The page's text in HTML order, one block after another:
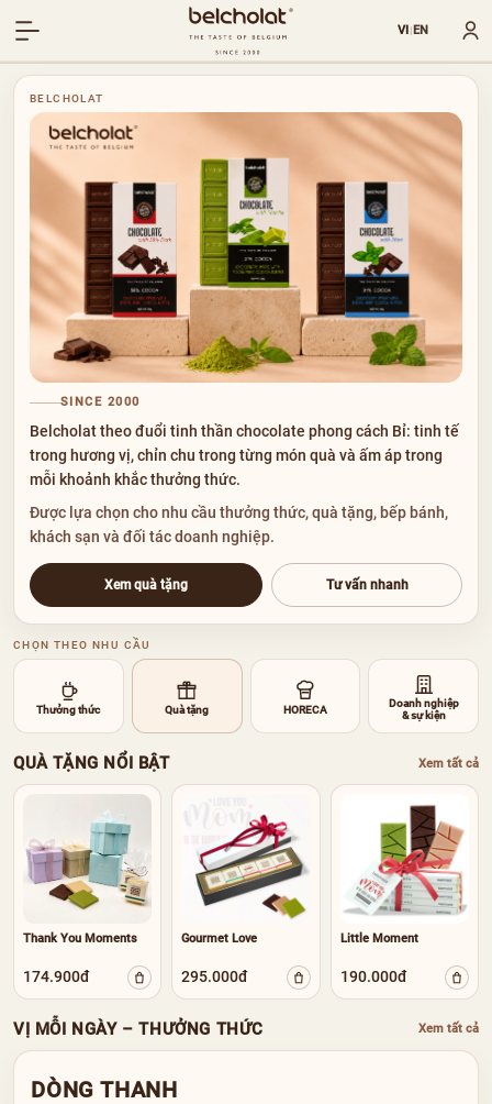
VI|EN
BELCHOLAT
SINCE 2000
Belcholat theo đuổi tinh thần chocolate phong cách Bỉ: tinh tế
trong hương vị, chỉn chu trong từng món quà và ấm áp trong
mỗi khoảnh khắc thưởng thức.
Được lựa chọn cho nhu cầu thưởng thức, quà tặng, bếp bánh,
khách sạn và đối tác doanh nghiệp.
Xem quà tặng Tư vấn nhanh
CHỌN THEO NHU CẦU
Thưởng thức Quà tặng HORECA
Doanh nghiệp
& sự kiện
QUÀ TẶNG NỔI BẬT Xem tất cả
Thank You Moments
174.900đ
Gourmet Love
295.000đ
Little Moment
190.000đ
VỊ MỖI NGÀY – THƯỞNG THỨC Xem tất cả
DÒNG THANH